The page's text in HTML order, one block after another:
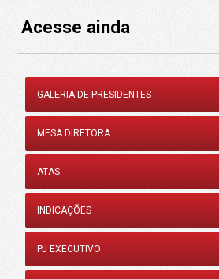
Acesse ainda
GALERIA DE PRESIDENTES
MESA DIRETORA
ATAS
INDICAÇÕES
PJ EXECUTIVO